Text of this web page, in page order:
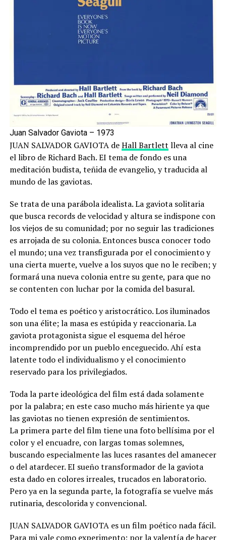
Juan Salvador Gaviota – 1973
JUAN SALVADOR GAVIOTA deHall Bartlett lleva al cine
el libro de Richard Bach. EI tema de fondo es una
meditación budista, teñida de evangelio, y traducida al
mundo de las gaviotas.
Se trata de una parábola idealista. La gaviota solitaria
que busca records de velocidad y altura se indispone con
los viejos de su comunidad; por no seguir las tradiciones
es arrojada de su colonia. Entonces busca conocer todo
el mundo; una vez transfigurada por el conocimiento y
una cierta muerte, vuelve a los suyos que no le reciben; y
formará una nueva colonia entre su gente, para que no
se contenten con luchar por la comida del basural.
Todo el tema es poético y aristocrático. Los iluminados
son una élite; la masa es estúpida y reaccionaria. La
gaviota protagonista sigue el esquema del héroe
incomprendido por un pueblo enceguecido. Ahí esta
latente todo el individualismo y el conocimiento
reservado para los privilegiados.
Toda la parte ideológica del film está dada solamente
por la palabra; en este caso mucho más hiriente ya que
las gaviotas no tienen expresión de sentimientos.
La primera parte del film tiene una foto bellísima por el
color y el encuadre, con largas tomas solemnes,
buscando especialmente las luces rasantes del amanecer
o del atardecer. EI sueño transformador de la gaviota
esta dado en colores irreales, trucados en laboratorio.
Pero ya en la segunda parte, la fotografía se vuelve más
rutinaria, descolorida y convencional.
JUAN SALVADOR GAVIOTA es un film poético nada fácil.
Para mi vale como experimento; por la valentía de hacer